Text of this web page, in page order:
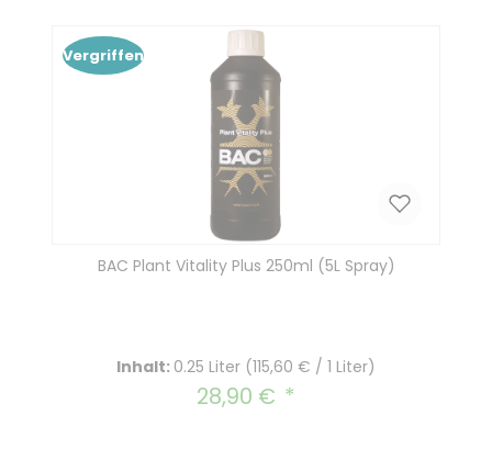
Vergriffen
BAC Plant Vitality Plus 250ml (5L Spray)
Inhalt: 0.25 Liter (115,60 € / 1 Liter)
Regulärer Preis:
28,90 €